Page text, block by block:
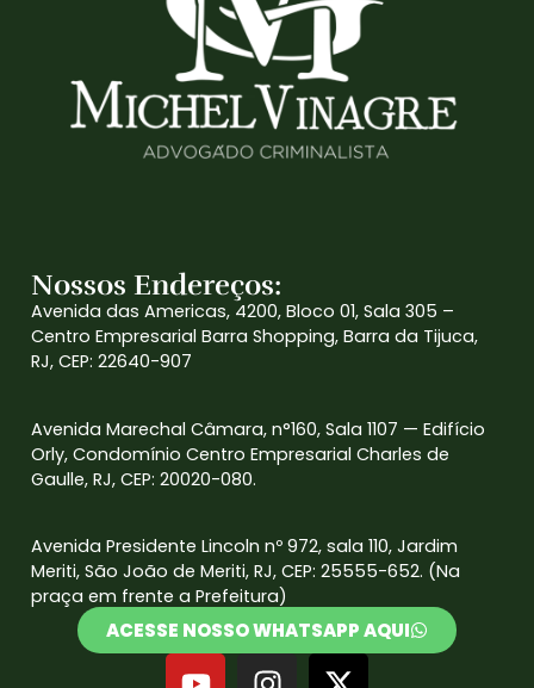
Nossos Endereços:
Avenida das Americas, 4200, Bloco 01, Sala 305 –
Centro Empresarial Barra Shopping, Barra da Tijuca,
RJ, CEP: 22640-907
Avenida Marechal Câmara, n°160, Sala 1107 — Edifício
Orly, Condomínio Centro Empresarial Charles de
Gaulle, RJ, CEP: 20020-080.
Avenida Presidente Lincoln nº 972, sala 110, Jardim
Meriti, São João de Meriti, RJ, CEP: 25555-652. (Na
praça em frente a Prefeitura)
ACESSE NOSSO WHATSAPP AQUI